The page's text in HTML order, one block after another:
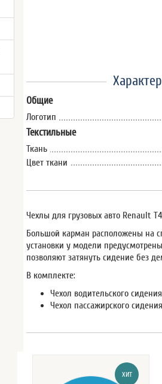
Общие
Логотип
Текстильные
Ткань
Цвет ткани
Чехлы для грузовых авто Renault
Большой карман расположены на
установки у модели
позволяют затянуть сидение без
В комплекте:
Чехол водительского
Чехол пассажирского
ХИТ